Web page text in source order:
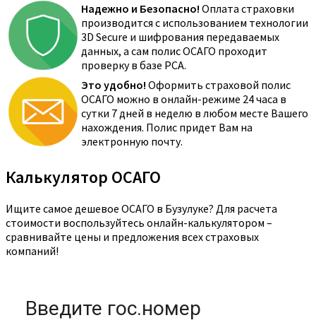
Надежно и Безопасно! Оплата страховки
производится с использованием технологии
3D Secure и шифрования передаваемых
данных, а сам полис ОСАГО проходит
проверку в базе РСА.
Это удобно! Оформить страховой полис
ОСАГО можно в онлайн-режиме 24 часа в
сутки 7 дней в неделю в любом месте Вашего
нахождения. Полис придет Вам на
электронную почту.
Калькулятор ОСАГО
Ищите самое дешевое ОСАГО в Бузулуке? Для расчета
стоимости воспользуйтесь онлайн-калькулятором –
сравнивайте цены и предложения всех страховых
компаний!